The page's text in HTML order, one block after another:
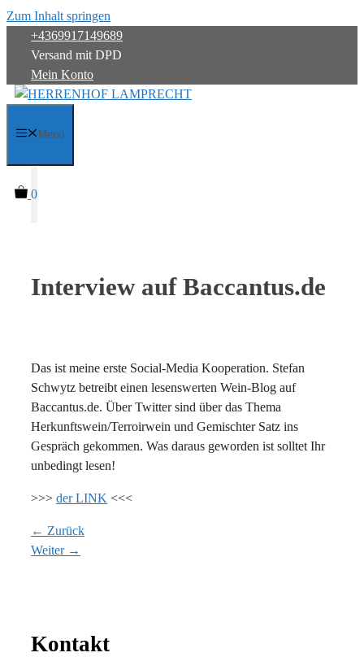
Zum Inhalt springen
+4369917149689
Versand mit DPD
Mein Konto
Menü
0
Interview auf Baccantus.de
Das ist meine erste Social-Media Kooperation. Stefan
Schwytz betreibt einen lesenswerten Wein-Blog auf
Baccantus.de. Über Twitter sind über das Thema
Herkunftswein/Terroirwein und Gemischter Satz ins
Gespräch gekommen. Was daraus geworden ist solltet Ihr
unbedingt lesen!
>>> der LINK <<<
← Zurück
Weiter →
Kontakt